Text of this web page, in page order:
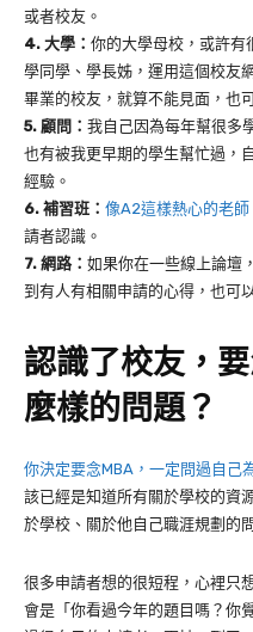
或者校友。
4. 大學： 你的大學母校，或許有
學同學、學長姊，運用這個校友
畢業的校友，就算不能見面，也
5. 顧問： 我自己因為每年幫很多
也有被我更早期的學生幫忙過，
經驗。
6. 補習班： 像A2這樣熱心的老師
請者認識。
7. 網路： 如果你在一些線上論壇
到有人有相關申請的心得，也可
認識了校友，
麼樣的問題？
你決定要念MBA，一定問過自己
該已經是知道所有關於學校的資
於學校、關於他自己職涯規劃的
很多申請者想的很短程，心裡只
會是「你看過今年的題目嗎？你